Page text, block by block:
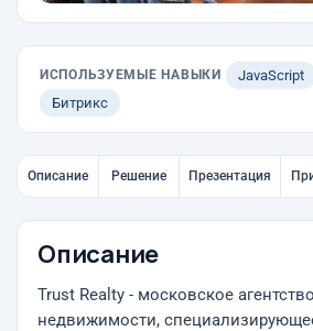
ИСПОЛЬЗУЕМЫЕ НАВЫКИ JavaScript
Битрикс
Описание Решение Презентация
Описание
Trust Realty - московское
недвижимости,